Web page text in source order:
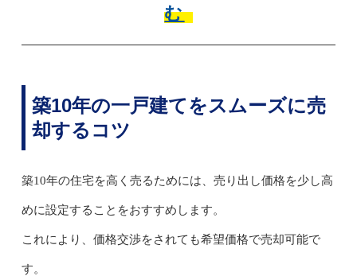
む
築10年の一戸建てをスムーズに売
却するコツ
築10年の住宅を高く売るためには、売り出し価格を少し高
めに設定することをおすすめします。
これにより、価格交渉をされても希望価格で売却可能で
す。